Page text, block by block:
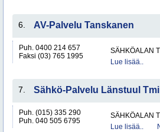
6. AV-Palvelu Tanskanen
Puh. 0400 214 657
Faksi (03) 765 1995
SÄHKÖALAN
Lue lisää..
7. Sähkö-Palvelu Länstuul Tmi
Puh. (015) 335 290
Puh. 040 505 6795
SÄHKÖALAN
Lue lisää..